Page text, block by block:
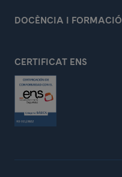
DOCÈNCIA I FORMACIÓ
CERTIFICAT ENS